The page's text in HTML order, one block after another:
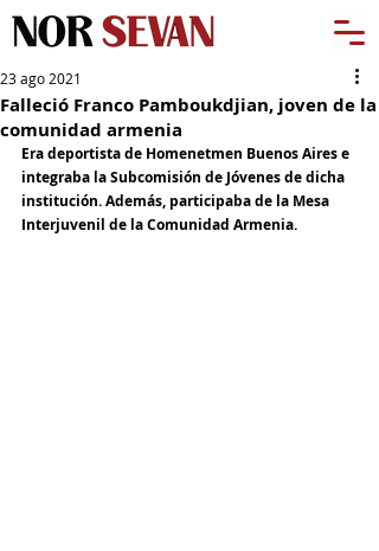
Falleció Franco Pamboukdjian, joven de la
comunidad armenia
23 ago 2021
Era deportista de Homenetmen Buenos Aires e
integraba la Subcomisión de Jóvenes de dicha
institución. Además, participaba de la Mesa
Interjuvenil de la Comunidad Armenia.